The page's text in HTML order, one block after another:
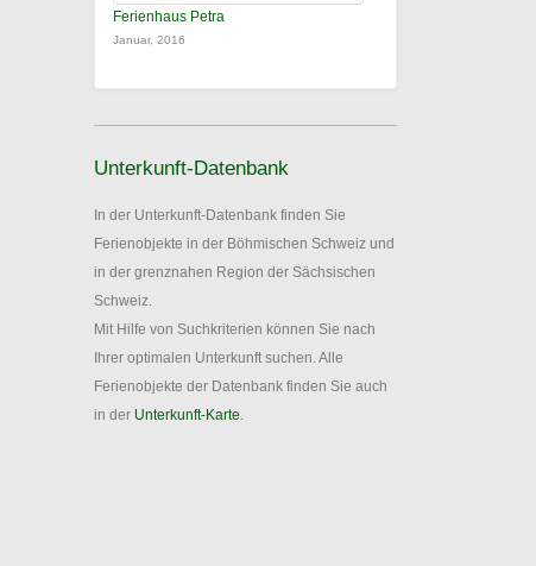
Ferienhaus Petra
Januar, 2016
Unterkunft-Datenbank
In der Unterkunft-Datenbank finden Sie
Ferienobjekte in der Böhmischen Schweiz und
in der grenznahen Region der Sächsischen
Schweiz.
Mit Hilfe von Suchkriterien können Sie nach
Ihrer optimalen Unterkunft suchen. Alle
Ferienobjekte der Datenbank finden Sie auch
in der Unterkunft-Karte.